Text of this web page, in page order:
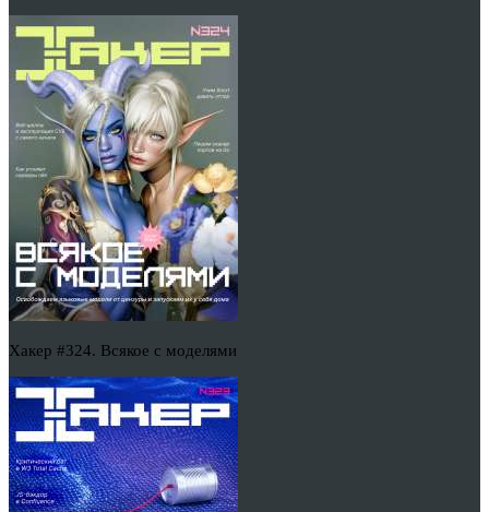
Хакер #324. Всякое с моделями